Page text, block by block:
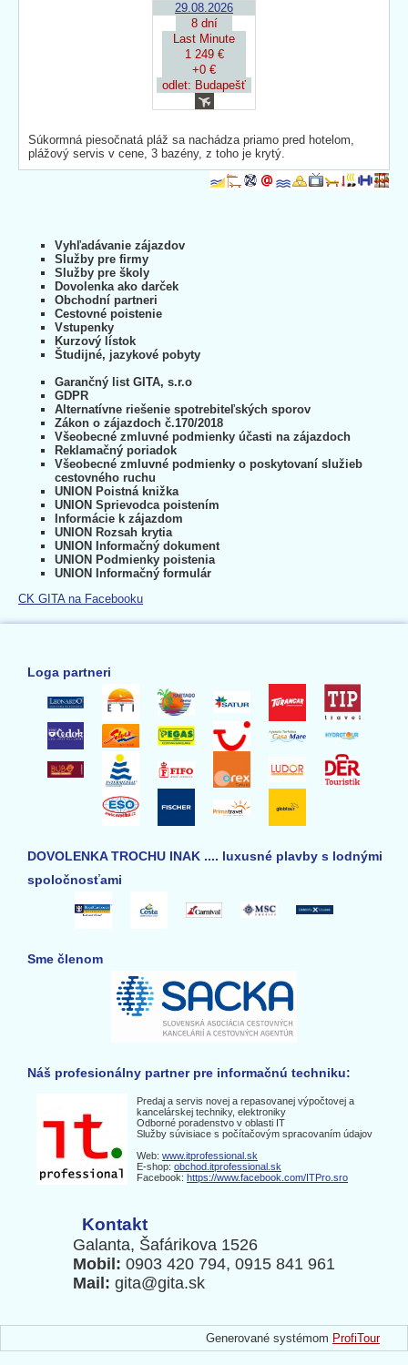
29.08.2026
8 dní
Last Minute
1 249 €
+0 €
odlet: Budapešť
Súkormná piesočnatá pláž sa nachádza priamo pred hotelom,
plážový servis v cene, 3 bazény, z toho je krytý.
Vyhľadávanie zájazdov
Služby pre firmy
Služby pre školy
Dovolenka ako darček
Obchodní partneri
Cestovné poistenie
Vstupenky
Kurzový lístok
Študijné, jazykové pobyty
Garančný list GITA, s.r.o
GDPR
Alternatívne riešenie spotrebiteľských sporov
Zákon o zájazdoch č.170/2018
Všeobecné zmluvné podmienky účasti na zájazdoch
Reklamačný poriadok
Všeobecné zmluvné podmienky o poskytovaní služieb
cestovného ruchu
UNION Poistná knižka
UNION Sprievodca poistením
Informácie k zájazdom
UNION Rozsah krytia
UNION Informačný dokument
UNION Podmienky poistenia
UNION Informačný formulár
CK GITA na Facebooku
Loga partneri
DOVOLENKA TROCHU INAK .... luxusné plavby s lodnými
spoločnosťami
Sme členom
Náš profesionálny partner pre informačnú techniku:
Predaj a servis novej a repasovanej výpočtovej a
kancelárskej techniky, elektroniky
Odborné poradenstvo v oblasti IT
Služby súvisiace s počítačovým spracovaním údajov
Web: www.itprofessional.sk
E-shop: obchod.itprofessional.sk
Facebook: https://www.facebook.com/ITPro.sro
Kontakt
Galanta, Šafárikova 1526
Mobil: 0903 420 794, 0915 841 961
Mail: gita@gita.sk
Generované systémom ProfiTour